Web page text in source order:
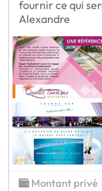
fournir ce qui
Alexandre
Montant privé